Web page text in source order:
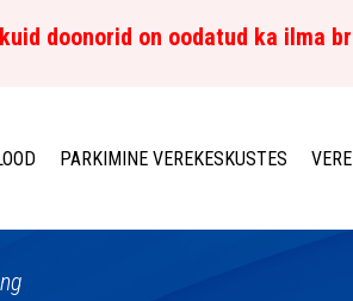
doonorid on oodatud ka ilma
PARKIMINE VEREKESKUSTES